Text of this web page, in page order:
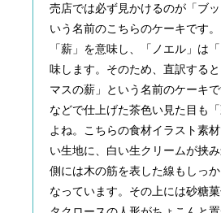
売店では必ず見かけるのが「ブ
いう名前のこちらのケーキです
「薪」を意味し、「ノエル」は
味します。そのため、直訳する
マスの薪」という名前のケーキ
などで仕上げた茶色い見た目も
よね。こちらの食材イラスト素
い生地に、白い生クリームが挟
側には木の筋を表した線もしっ
なっています。その上には砂糖